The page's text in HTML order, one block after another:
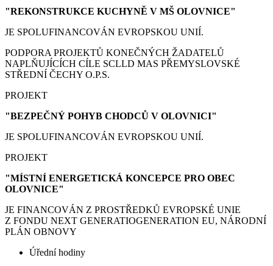
"REKONSTRUKCE KUCHYNĚ V MŠ OLOVNICE"
JE SPOLUFINANCOVÁN EVROPSKOU UNIÍ.
PODPORA PROJEKTŮ KONEČNÝCH ŽADATELŮ
NAPLŇUJÍCÍCH CÍLE SCLLD MAS PŘEMYSLOVSKÉ
STŘEDNÍ ČECHY O.P.S.
PROJEKT
"BEZPEČNÝ POHYB CHODCŮ V OLOVNICI"
JE SPOLUFINANCOVÁN EVROPSKOU UNIÍ.
PROJEKT
"MÍSTNÍ ENERGETICKÁ KONCEPCE PRO OBEC
OLOVNICE"
JE FINANCOVÁN Z PROSTŘEDKŮ EVROPSKÉ UNIE
Z FONDU NEXT GENERATIOGENERATION EU, NÁRODNÍ
PLÁN OBNOVY
Úřední hodiny